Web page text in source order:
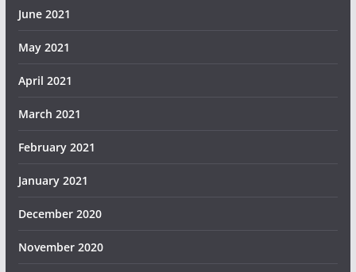
June 2021
May 2021
April 2021
March 2021
February 2021
January 2021
December 2020
November 2020